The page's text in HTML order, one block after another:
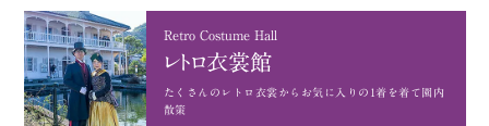
Retro Costume Hall
レトロ衣裳館
たくさんのレトロ衣裳から お気に入りの1着を着て園内
散策